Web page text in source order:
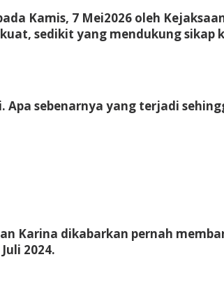
Kamis, 7 Mei2026 oleh
sedikit yang mendukung sikap
sebenarnya yang terjadi
Karina dikabarkan pernah
2024.